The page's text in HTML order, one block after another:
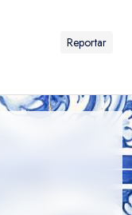
Reportar